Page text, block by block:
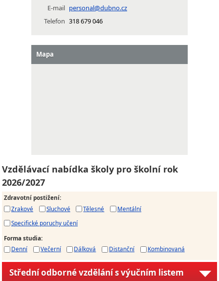
E-mail personal@dubno.cz
Telefon 318 679 046
Mapa
Vzdělávací nabídka školy pro školní rok
2026/2027
Zdravotní postižení:
Zrakové
Sluchové Tělesné
Mentální
Specifické poruchy učení
Forma studia:
Denní
Večerní Dálková Distanční Kombinovaná
Střední odborné vzdělání s výučním listem